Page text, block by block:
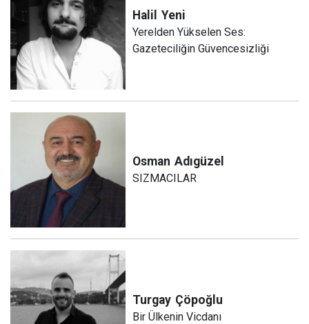
Halil Yeni
Yerelden Yükselen Ses:
Gazeteciliğin Güvencesizliği
Osman Adıgüzel
SIZMACILAR
Turgay Çöpoğlu
Bir Ülkenin Vicdanı